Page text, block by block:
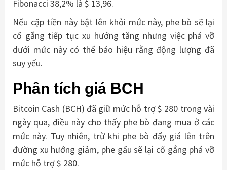
Fibonacci 38,2% là $ 13,96.
Nếu cặp tiền này bật lên khỏi mức này, phe bò sẽ lại
cố gắng tiếp tục xu hướng tăng nhưng việc phá vỡ
dưới mức này có thể báo hiệu rằng động lượng đã
suy yếu.
Phân tích giá BCH
Bitcoin Cash (BCH) đã giữ mức hỗ trợ $ 280 trong vài
ngày qua, điều này cho thấy phe bò đang mua ở các
mức này. Tuy nhiên, trừ khi phe bò đẩy giá lên trên
đường xu hướng giảm, phe gấu sẽ lại cố gắng phá vỡ
mức hỗ trợ $ 280.